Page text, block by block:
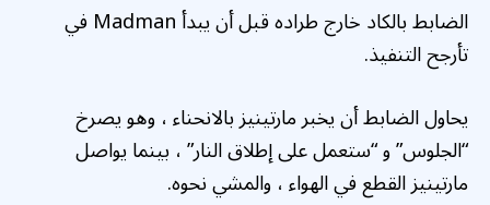
الضابط بالكاد خارج طراده قبل أن يبدأ Madman في
تأرجح التنفيذ.
يحاول الضابط أن يخبر مارتينيز بالانحناء ، وهو يصرخ
“الجلوس” و “ستعمل على إطلاق النار” ، بينما يواصل
مارتينيز القطع في الهواء ، والمشي نحوه.